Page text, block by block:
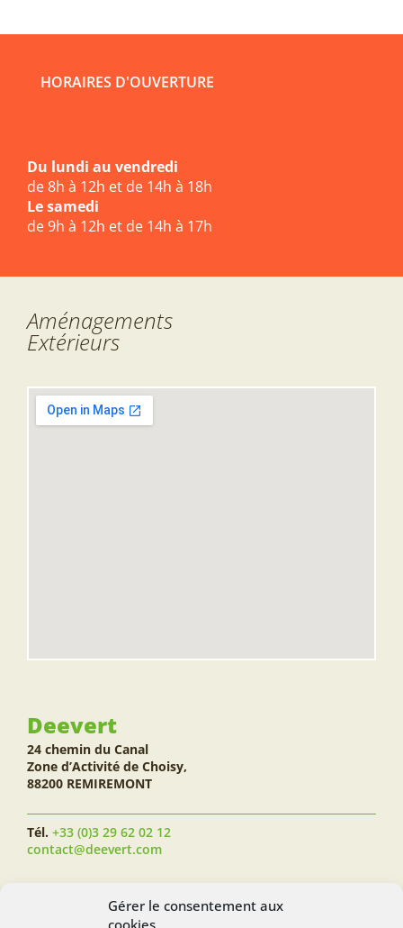
Gérer le consentement aux
cookies
HORAIRES D'OUVERTURE
Du lundi au vendredi
de 8h à 12h et de 14h à 18h
Le samedi
de 9h à 12h et de 14h à 17h
Aménagements
Extérieurs
Deevert
24 chemin du Canal
Zone d’Activité de Choisy,
88200 REMIREMONT
Tél. +33 (0)3 29 62 02 12
contact@deevert.com
SUIVEZ-NOUS...